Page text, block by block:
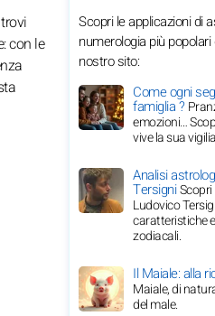
con le
Scopri le applicazioni di
numerologia più
nostro sito:
Come ogni
famiglia ?
emozioni…
vive la sua
Analisi
Tersigni
Ludovico
caratteristiche
zodiacali.
Il Maiale: alla
Maiale, di
del male.